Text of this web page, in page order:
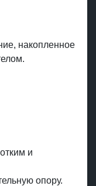
накопленное
и
опору.